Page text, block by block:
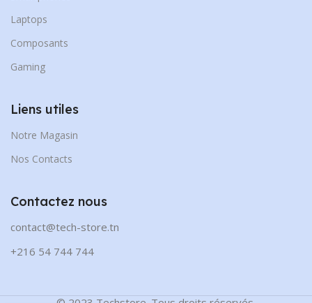
Laptops
Composants
Gaming
Liens utiles
Notre Magasin
Nos Contacts
Contactez nous
contact@tech-store.tn
+216 54 744 744